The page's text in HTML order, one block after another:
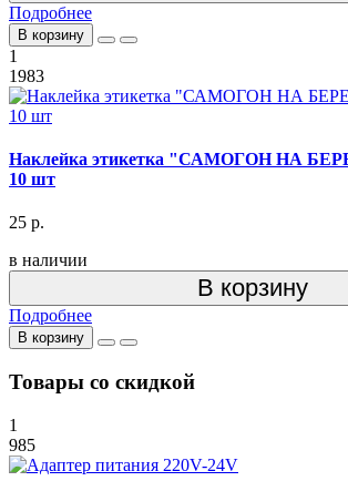
Подробнее
В корзину
1
1983
Наклейка этикетка "САМОГОН НА
10 шт
25 р.
в наличии
В корзину
Подробнее
В корзину
Товары со скидкой
1
985